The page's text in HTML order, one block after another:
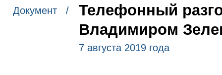
Документ /
Телефонный
Владимиром
7 августа 2019 года